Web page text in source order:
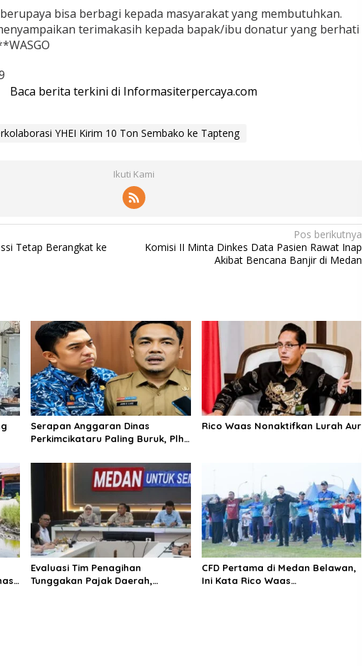
bisa berbagi kepada masyarakat yang membutuhkan.
terimakasih kepada bapak/ibu donatur yang berhati
Baca berita terkini di Informasiterpercaya.com
YHEI Kirim 10 Ton Sembako ke Tapteng
Ikuti Kami
Tetap Berangkat ke
Pos berikutnya
Komisi II Minta Dinkes Data Pasien Rawat Inap
Akibat Bencana Banjir di Medan
Serapan Anggaran Dinas
Perkimcikataru Paling Buruk, Plh
Rico Waas Nonaktifkan Lurah Aur
Evaluasi Tim Penagihan
Tunggakan Pajak Daerah,
CFD Pertama di Medan Belawan,
Ini Kata Rico Waas…